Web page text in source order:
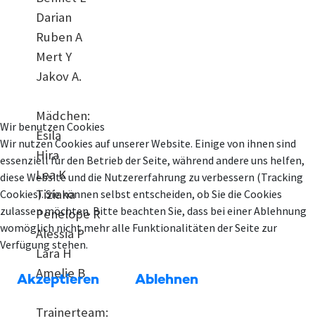
Darian
Ruben A
Mert Y
Jakov A.
Mädchen:
Esila
Hira
Lea K
Tiziana
Penelope R
Alessia P
Lara H
Amelie B
Trainerteam:
Wir benutzen Cookies
Wir nutzen Cookies auf unserer Website. Einige von ihnen sind
essenziell für den Betrieb der Seite, während andere uns helfen,
diese Website und die Nutzererfahrung zu verbessern (Tracking
Cookies). Sie können selbst entscheiden, ob Sie die Cookies
zulassen möchten. Bitte beachten Sie, dass bei einer Ablehnung
womöglich nicht mehr alle Funktionalitäten der Seite zur
Verfügung stehen.
Akzeptieren Ablehnen